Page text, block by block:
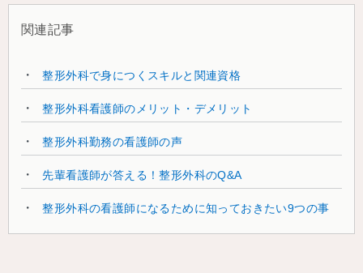
関連記事
整形外科で身につくスキルと関連資格
整形外科看護師のメリット・デメリット
整形外科勤務の看護師の声
先輩看護師が答える！整形外科のQ&A
整形外科の看護師になるために知っておきたい9つの事